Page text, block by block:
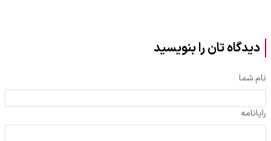
دیدگاه تان را بنویسید
نام شما
رایانامه